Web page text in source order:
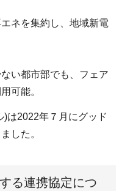
を集約し、地域新電
都市部でも、フェア
可能。
2022年７月にグッド
した。
る連携協定につ